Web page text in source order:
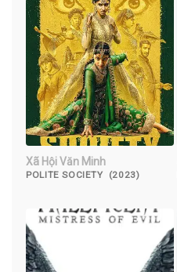
Xã Hội Văn Minh
POLITE SOCIETY (2023)